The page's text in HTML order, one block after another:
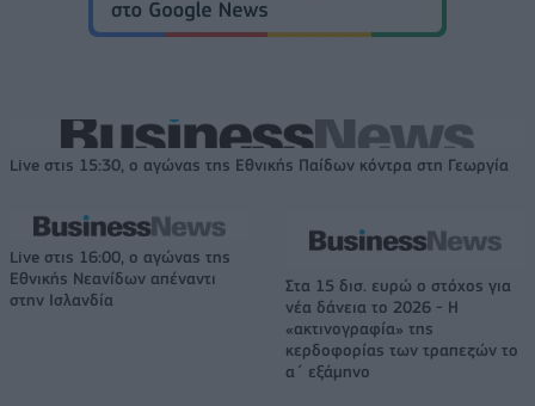
Live στις 15:30, ο αγώνας της Εθνικής Παίδων κόντρα στη Γεωργία
Live στις 16:00, ο αγώνας της
Εθνικής Νεανίδων απέναντι
στην Ισλανδία
Στα 15 δισ. ευρώ ο στόχος για
νέα δάνεια το 2026 - Η
«ακτινογραφία» της
κερδοφορίας των τραπεζών το
α΄ εξάμηνο